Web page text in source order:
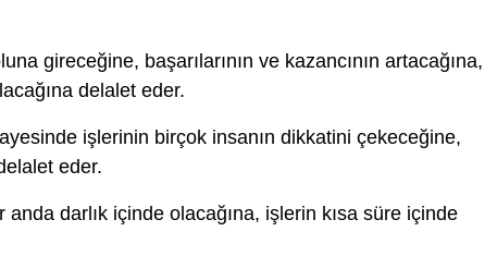
gireceğine, başarılarının ve kazancının artacağına,
delalet eder.
işlerinin birçok insanın dikkatini çekeceğine,
eder.
anda darlık içinde olacağına, işlerin kısa süre içinde